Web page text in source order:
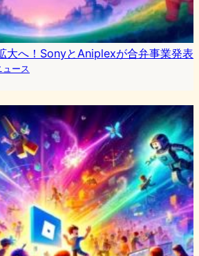
大へ！SonyとAniplexが合弁事業発表
ュース